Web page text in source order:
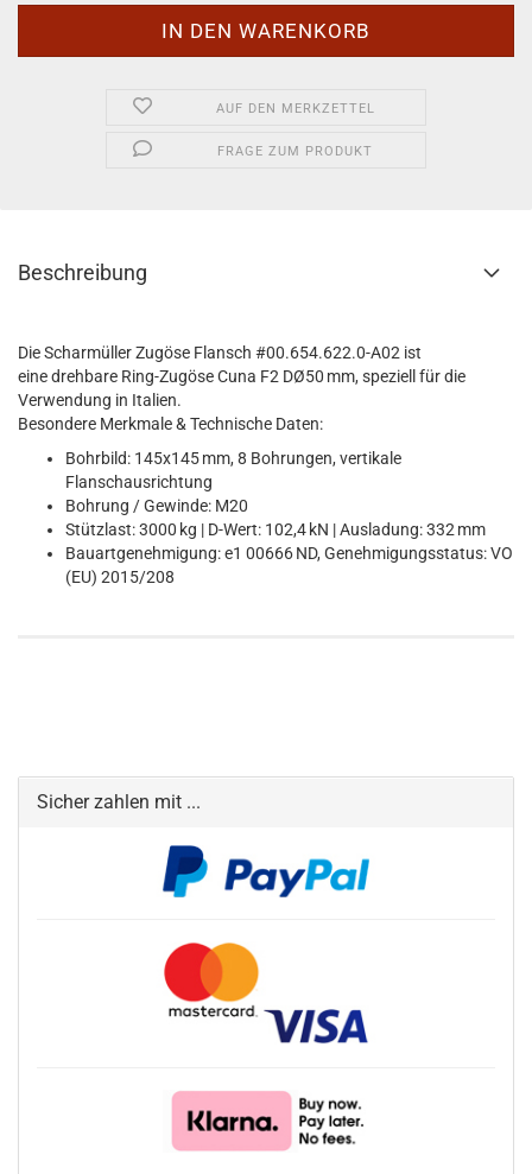
AUF DEN MERKZETTEL
FRAGE ZUM PRODUKT
Beschreibung
Die Scharmüller Zugöse Flansch #00.654.622.0-A02 ist
eine drehbare Ring-Zugöse Cuna F2 DØ50 mm, speziell für die
Verwendung in Italien.
Besondere Merkmale & Technische Daten:
Bohrbild: 145x145 mm, 8 Bohrungen, vertikale
Flanschausrichtung
Bohrung / Gewinde: M20
Stützlast: 3000 kg | D-Wert: 102,4 kN | Ausladung: 332 mm
Bauartgenehmigung: e1 00666 ND, Genehmigungsstatus: VO
(EU) 2015/208
Sicher zahlen mit ...